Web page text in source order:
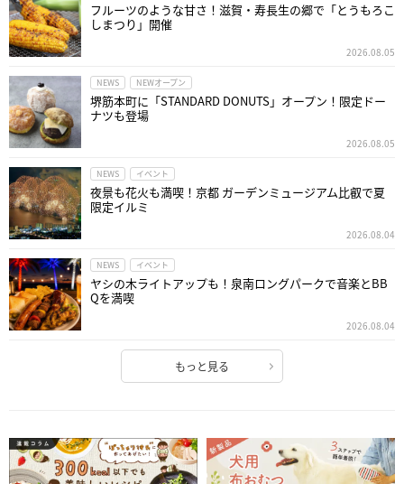
フルーツのような甘さ！滋賀・寿長生の郷で「とうもろこ
しまつり」開催
2026.08.05
NEWS NEWオープン
堺筋本町に「STANDARD DONUTS」オープン！限定ドー
ナツも登場
2026.08.05
NEWS イベント
夜景も花火も満喫！京都 ガーデンミュージアム比叡で夏
限定イルミ
2026.08.04
NEWS イベント
ヤシの木ライトアップも！泉南ロングパークで音楽とBB
Qを満喫
2026.08.04
もっと見る